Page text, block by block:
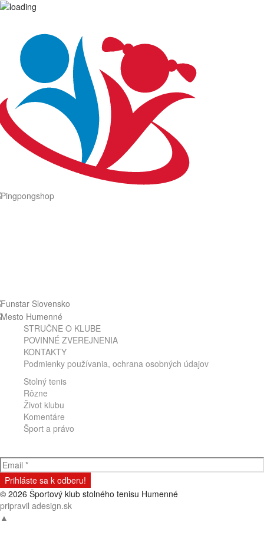
STRUČNE O KLUBE
POVINNÉ ZVEREJNENIA
KONTAKTY
Podmienky používania, ochrana osobných údajov
Stolný tenis
Rôzne
Život klubu
Komentáre
Šport a právo
© 2026 Športový klub stolného tenisu Humenné
pripravil adesign.sk
▲